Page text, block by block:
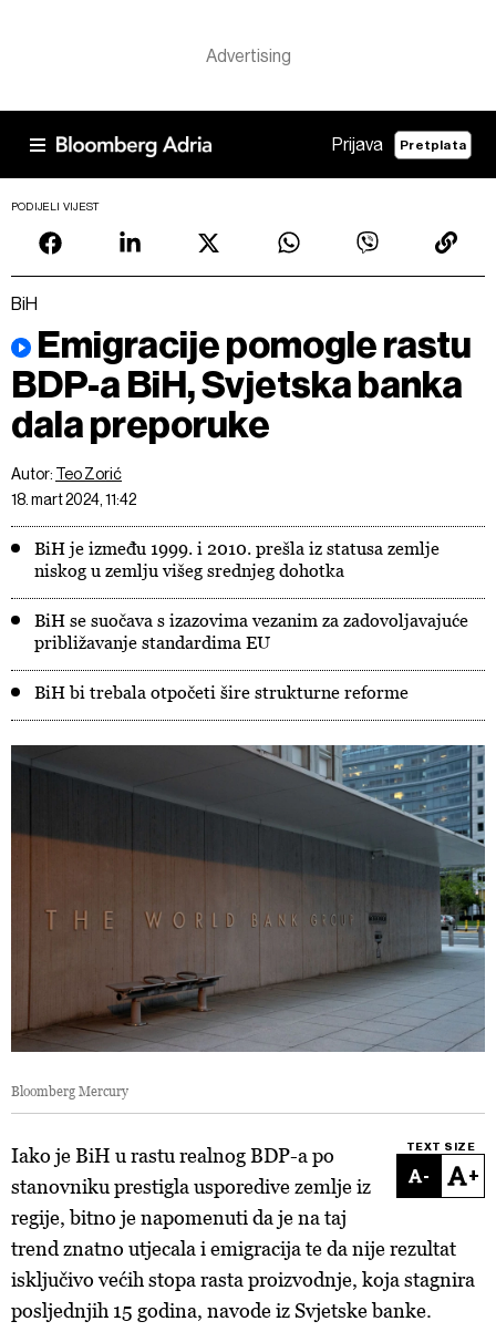
Prijava Pretplata
PODIJELI VIJEST
BiH
Emigracije pomogle rastu
BDP-a BiH, Svjetska banka
dala preporuke
Autor: Teo Zorić
18. mart 2024, 11:42
BiH je između 1999. i 2010. prešla iz statusa zemlje
niskog u zemlju višeg srednjeg dohotka
BiH se suočava s izazovima vezanim za zadovoljavajuće
približavanje standardima EU
BiH bi trebala otpočeti šire strukturne reforme
Bloomberg Mercury
TEXT SIZE
- +
Iako je BiH u rastu realnog BDP-a po
stanovniku prestigla usporedive zemlje iz
regije, bitno je napomenuti da je na taj
trend znatno utjecala i emigracija te da nije rezultat
isključivo većih stopa rasta proizvodnje, koja stagnira
posljednjih 15 godina, navode iz Svjetske banke.